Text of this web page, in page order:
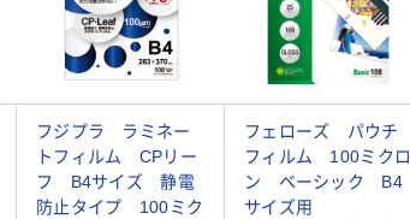
フジプラ ラミネー
トフィルム CPリー
フ B4サイズ 静電
防止タイプ 100ミク
フェローズ パウチ
フィルム 100ミクロ
ン ベーシック B4
サイズ用